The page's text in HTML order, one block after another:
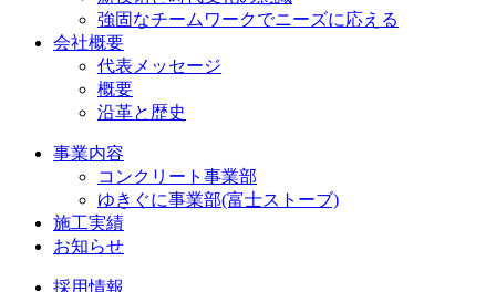
強固なチームワークでニーズに応える
会社概要
代表メッセージ
概要
沿革と歴史
事業内容
コンクリート事業部
ゆきぐに事業部(富士ストーブ)
施工実績
お知らせ
採用情報